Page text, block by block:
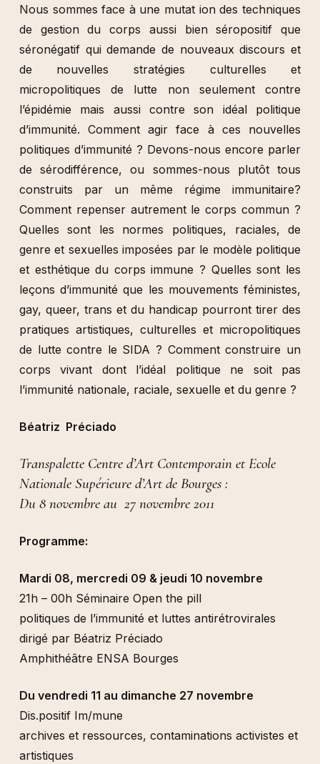
Nous sommes face à une mutat ion des techniques
de gestion du corps aussi bien séropositif que
séronégatif qui demande de nouveaux discours et
de nouvelles stratégies culturelles et
micropolitiques de lutte non seulement contre
l’épidémie mais aussi contre son idéal politique
d’immunité. Comment agir face à ces nouvelles
politiques d’immunité ? Devons-nous encore parler
de sérodifférence, ou sommes-nous plutôt tous
construits par un même régime immunitaire?
Comment repenser autrement le corps commun ?
Quelles sont les normes politiques, raciales, de
genre et sexuelles imposées par le modèle politique
et esthétique du corps immune ? Quelles sont les
leçons d’immunité que les mouvements féministes,
gay, queer, trans et du handicap pourront tirer des
pratiques artistiques, culturelles et micropolitiques
de lutte contre le SIDA ? Comment construire un
corps vivant dont l’idéal politique ne soit pas
l’immunité nationale, raciale, sexuelle et du genre ?
Béatriz Préciado
Transpalette Centre d’Art Contemporain et Ecole
Nationale Supérieure d’Art de Bourges :
Du 8 novembre au 27 novembre 2011
Programme:
Mardi 08, mercredi 09 & jeudi 10 novembre
21h – 00h Séminaire Open the pill
politiques de l’immunité et luttes antirétrovirales
dirigé par Béatriz Préciado
Amphithéâtre ENSA Bourges
Du vendredi 11 au dimanche 27 novembre
Dis.positif Im/mune
archives et ressources, contaminations activistes et
artistiques